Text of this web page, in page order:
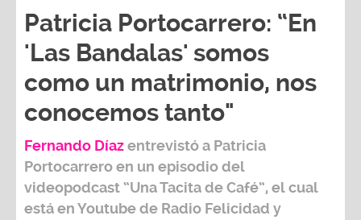
Patricia Portocarrero: “En
'Las Bandalas' somos
como un matrimonio, nos
conocemos tanto"
Fernando Díazentrevistó a Patricia
Portocarreroen un episodio del
videopodcast “Una Tacita de Café”, el cual
está en Youtube de Radio Felicidad y